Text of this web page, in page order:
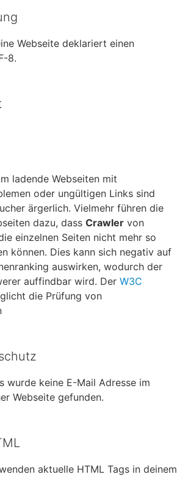
Webseite deklariert einen
8.
ladende Webseiten mit
oder ungültigen Links sind
ärgerlich. Vielmehr führen die
dazu, dass Crawler von
einzelnen Seiten nicht mehr so
können. Dies kann sich negativ auf
auswirken, wodurch der
auffindbar wird. Der W3C
die Prüfung von
wurde keine E-Mail Adresse im
Webseite gefunden.
aktuelle HTML Tags in deinem